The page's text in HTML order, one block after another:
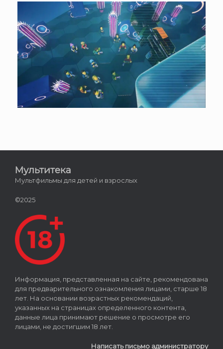
Мультитека
Мультфильмы для детей и взрослых
©2025
Информация, представленная на сайте, рекомендована
для предварительного ознакомления лицами, старше 18
лет. На основании возрастных рекомендаций,
указанных на страницах определенного контента,
данные лица принимают решение о просмотре его
лицами, не достигшим 18 лет.
Написать письмо администратору